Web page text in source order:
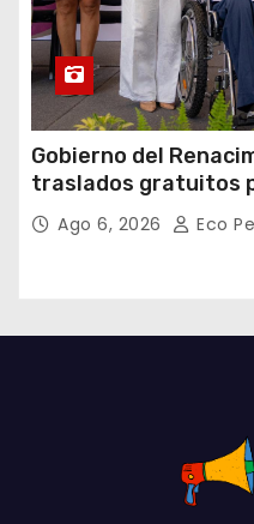
Gobierno del
traslados gratuitos
del CREE
Ago 6, 2026 Eco